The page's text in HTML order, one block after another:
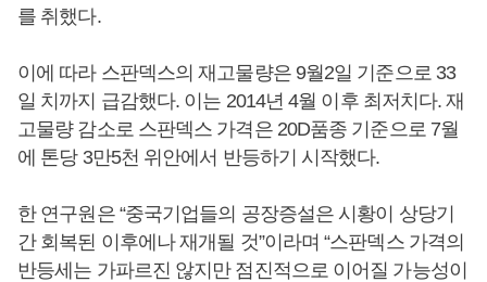
를 취했다.
이에 따라 스판덱스의 재고물량은 9월2일 기준으로 33
일 치까지 급감했다. 이는 2014년 4월 이후 최저치다. 재
고물량 감소로 스판덱스 가격은 20D품종 기준으로 7월
에 톤당 3만5천 위안에서 반등하기 시작했다.
한 연구원은 “중국기업들의 공장증설은 시황이 상당기
간 회복된 이후에나 재개될 것”이라며 “스판덱스 가격의
반등세는 가파르진 않지만 점진적으로 이어질 가능성이